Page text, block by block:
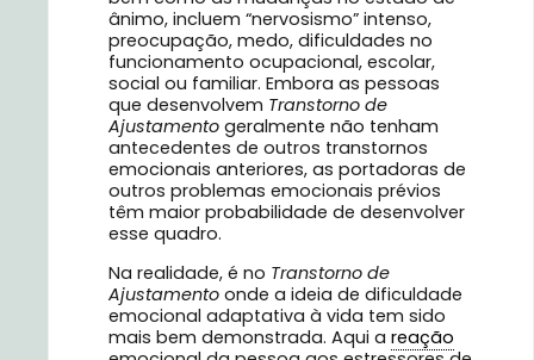
ânimo, incluem “nervosismo” intenso,
preocupação, medo, dificuldades no
funcionamento ocupacional, escolar,
social ou familiar. Embora as pessoas
que desenvolvem Transtorno de
Ajustamento geralmente não tenham
antecedentes de outros transtornos
emocionais anteriores, as portadoras de
outros problemas emocionais prévios
têm maior probabilidade de desenvolver
esse quadro.
Na realidade, é no Transtorno de
Ajustamento onde a ideia de dificuldade
emocional adaptativa à vida tem sido
mais bem demonstrada. Aqui a reação